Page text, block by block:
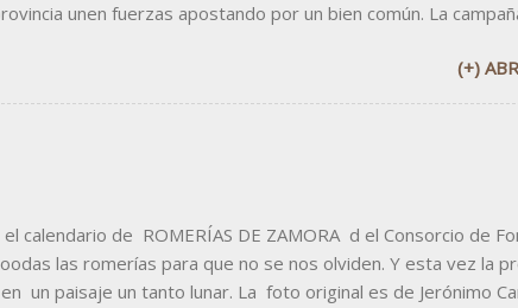
unen fuerzas apostando por un bien común. La
del metro, en un intento de fabricarles una ventana al
hoy modificamos, tras ver los cielos de nuestra
(+)
calendario de ROMERÍAS DE ZAMORA d el Consorcio de
las romerías para que no se nos olviden. Y esta vez la
un paisaje un tanto lunar. La foto original es de Jerónimo